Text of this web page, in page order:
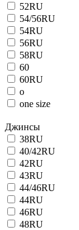
52RU
54/56RU
54RU
56RU
58RU
60
60RU
o
one size
Джинсы
38RU
40/42RU
42RU
43RU
44/46RU
44RU
46RU
48RU